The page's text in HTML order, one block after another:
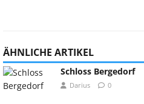
ÄHNLICHE ARTIKEL
Schloss Bergedorf
Darius 0